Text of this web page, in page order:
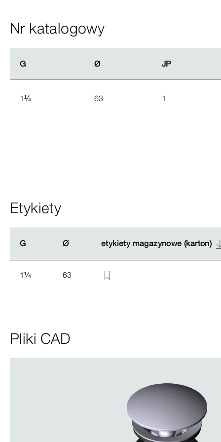
Nr katalogowy
G Ø JP
G Ø JP
1¼ 63 1
Etykiety
G Ø etykiety magazynowe (karton)
G Ø etykiety magazynowe (karton)
1¼ 63
Pliki CAD